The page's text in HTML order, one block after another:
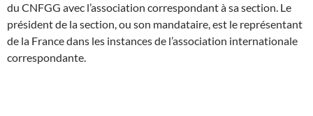
du CNFGG avec l’association correspondant à sa section. Le
président de la section, ou son mandataire, est le représentant
de la France dans les instances de l’association internationale
correspondante.